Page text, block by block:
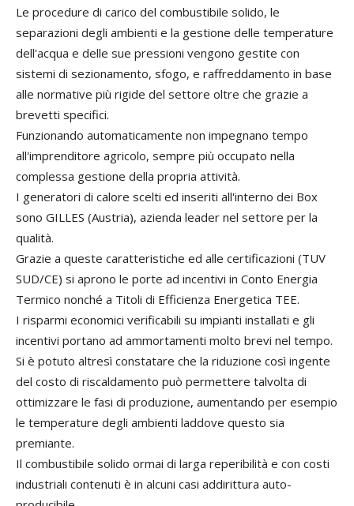
Le procedure di carico del combustibile solido, le
separazioni degli ambienti e la gestione delle temperature
dell'acqua e delle sue pressioni vengono gestite con
sistemi di sezionamento, sfogo, e raffreddamento in base
alle normative più rigide del settore oltre che grazie a
brevetti specifici.
Funzionando automaticamente non impegnano tempo
all'imprenditore agricolo, sempre più occupato nella
complessa gestione della propria attività.
I generatori di calore scelti ed inseriti all'interno dei Box
sono GILLES (Austria), azienda leader nel settore per la
qualità.
Grazie a queste caratteristiche ed alle certificazioni (TUV
SUD/CE) si aprono le porte ad incentivi in Conto Energia
Termico nonché a Titoli di Efficienza Energetica TEE.
I risparmi economici verificabili su impianti installati e gli
incentivi portano ad ammortamenti molto brevi nel tempo.
Si è potuto altresì constatare che la riduzione così ingente
del costo di riscaldamento può permettere talvolta di
ottimizzare le fasi di produzione, aumentando per esempio
le temperature degli ambienti laddove questo sia
premiante.
Il combustibile solido ormai di larga reperibilità e con costi
industriali contenuti è in alcuni casi addirittura auto-